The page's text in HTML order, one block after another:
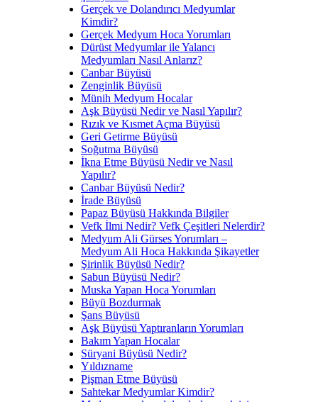
Gerçek ve Dolandırıcı Medyumlar
Kimdir?
Gerçek Medyum Hoca Yorumları
Dürüst Medyumlar ile Yalancı
Medyumları Nasıl Anlarız?
Canbar Büyüsü
Zenginlik Büyüsü
Münih Medyum Hocalar
Aşk Büyüsü Nedir ve Nasıl Yapılır?
Rızık ve Kısmet Açma Büyüsü
Geri Getirme Büyüsü
Soğutma Büyüsü
İkna Etme Büyüsü Nedir ve Nasıl
Yapılır?
Canbar Büyüsü Nedir?
İrade Büyüsü
Papaz Büyüsü Hakkında Bilgiler
Vefk İlmi Nedir? Vefk Çeşitleri Nelerdir?
Medyum Ali Gürses Yorumları –
Medyum Ali Hoca Hakkında Şikayetler
Şirinlik Büyüsü Nedir?
Sabun Büyüsü Nedir?
Muska Yapan Hoca Yorumları
Büyü Bozdurmak
Şans Büyüsü
Aşk Büyüsü Yaptıranların Yorumları
Bakım Yapan Hocalar
Süryani Büyüsü Nedir?
Yıldızname
Pişman Etme Büyüsü
Sahtekar Medyumlar Kimdir?